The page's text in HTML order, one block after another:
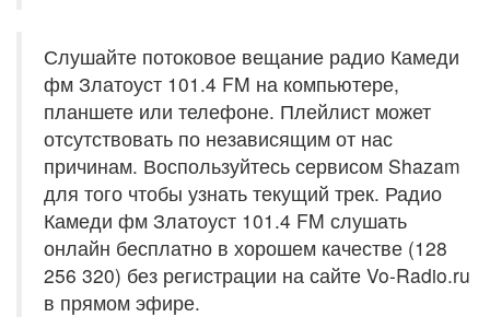
Слушайте потоковое вещание радио Камеди
фм Златоуст 101.4 FM на компьютере,
планшете или телефоне. Плейлист может
отсутствовать по независящим от нас
причинам. Воспользуйтесь сервисом Shazam
для того чтобы узнать текущий трек. Радио
Камеди фм Златоуст 101.4 FM слушать
онлайн бесплатно в хорошем качестве (128
256 320) без регистрации на сайте Vo-Radio.ru
в прямом эфире.